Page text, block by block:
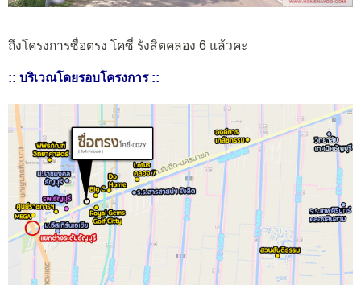
ถึงโครงการซื่อตรง โคซี่ รังสิตคลอง 6 แล้วคะ
:: บริเวณโดยรอบโครงการ ::